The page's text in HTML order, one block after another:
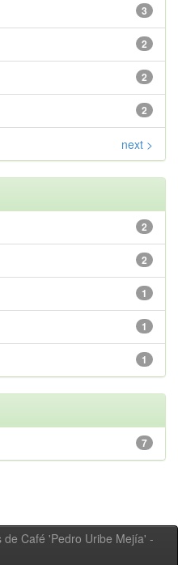
3
2
2
2
next >
2
2
1
1
1
7
Café 'Pedro Uribe Mejía' -